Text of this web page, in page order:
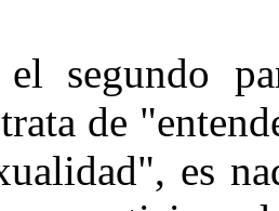
el segundo
de
es